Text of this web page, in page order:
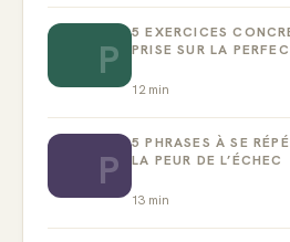
P
5 EXERCICES
PRISE SUR LA
12 min
P
5 PHRASES À SE
LA PEUR DE L’ÉCHEC
13 min